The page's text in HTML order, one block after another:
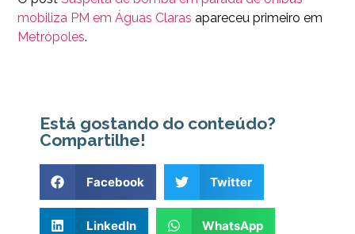
mobiliza PM em Águas Claras apareceu primeiro em
Metrópoles.
Está gostando do conteúdo?
Compartilhe!
Facebook Twitter
LinkedIn WhatsApp